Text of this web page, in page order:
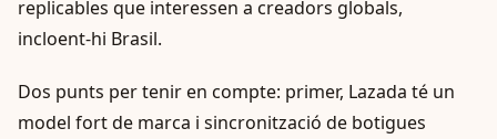
replicables que interessen a creadors globals,
incloent-hi Brasil.
Dos punts per tenir en compte: primer, Lazada té un
model fort de marca i sincronització de botigues